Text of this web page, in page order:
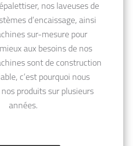
nos laveuses de
d’encaissage, ainsi
sur-mesure pour
aux besoins de nos
sont de construction
c’est pourquoi nous
produits sur plusieurs
années.